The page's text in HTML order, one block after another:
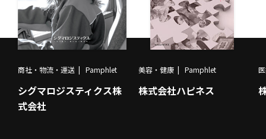
商社・物流・運送 Pamphlet
シグマロジスティクス株
式会社
美容・健康 Pamphlet
株式会社ハピネス